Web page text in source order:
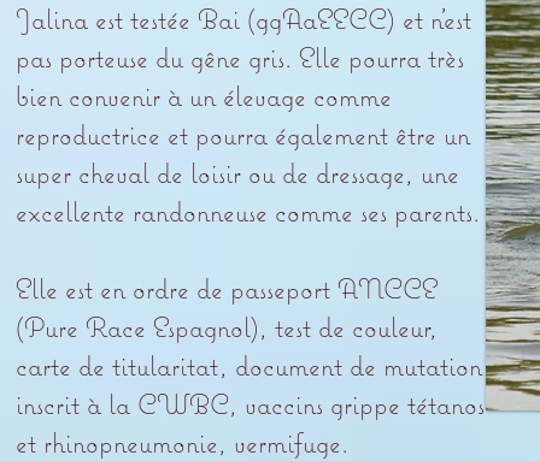
Jalina est testée Bai (ggAaEECC) et n’est
pas porteuse du gêne gris. Elle pourra très
bien convenir à un élevage comme
reproductrice et pourra également être un
super cheval de loisir ou de dressage, une
excellente randonneuse comme ses parents.
Elle est en ordre de passeport ANCCE
(Pure Race Espagnol), test de couleur,
carte de titularitat, document de mutation,
inscrit à la CWBC, vaccins grippe tétanos
et rhinopneumonie, vermifuge.